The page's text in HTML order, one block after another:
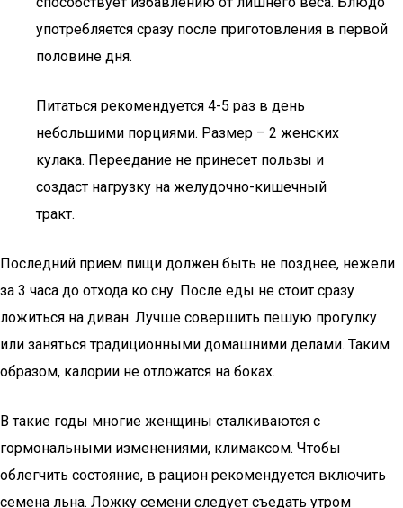
употребляется сразу после приготовления в первой
половине дня.
Питаться рекомендуется 4-5 раз в день
небольшими порциями. Размер – 2 женских
кулака. Переедание не принесет пользы и
создаст нагрузку на желудочно-кишечный
тракт.
Последний прием пищи должен быть не позднее, нежели
за 3 часа до отхода ко сну. После еды не стоит сразу
ложиться на диван. Лучше совершить пешую прогулку
или заняться традиционными домашними делами. Таким
образом, калории не отложатся на боках.
В такие годы многие женщины сталкиваются с
гормональными изменениями, климаксом. Чтобы
облегчить состояние, в рацион рекомендуется включить
семена льна. Ложку семени следует съедать утром